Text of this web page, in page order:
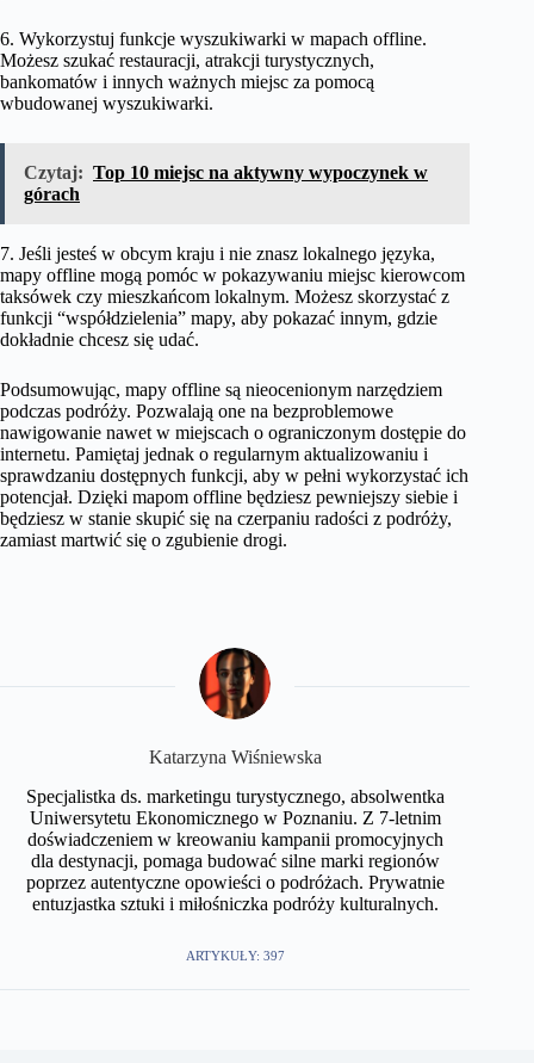
6. Wykorzystuj funkcje wyszukiwarki w mapach offline.
Możesz szukać restauracji, atrakcji turystycznych,
bankomatów i innych ważnych miejsc za pomocą
wbudowanej wyszukiwarki.
Czytaj: Top 10 miejsc na aktywny wypoczynek w
górach
7. Jeśli jesteś w obcym kraju i nie znasz lokalnego języka,
mapy offline mogą pomóc w pokazywaniu miejsc kierowcom
taksówek czy mieszkańcom lokalnym. Możesz skorzystać z
funkcji “współdzielenia” mapy, aby pokazać innym, gdzie
dokładnie chcesz się udać.
Podsumowując, mapy offline są nieocenionym narzędziem
podczas podróży. Pozwalają one na bezproblemowe
nawigowanie nawet w miejscach o ograniczonym dostępie do
internetu. Pamiętaj jednak o regularnym aktualizowaniu i
sprawdzaniu dostępnych funkcji, aby w pełni wykorzystać ich
potencjał. Dzięki mapom offline będziesz pewniejszy siebie i
będziesz w stanie skupić się na czerpaniu radości z podróży,
zamiast martwić się o zgubienie drogi.
Katarzyna Wiśniewska
Specjalistka ds. marketingu turystycznego, absolwentka
Uniwersytetu Ekonomicznego w Poznaniu. Z 7-letnim
doświadczeniem w kreowaniu kampanii promocyjnych
dla destynacji, pomaga budować silne marki regionów
poprzez autentyczne opowieści o podróżach. Prywatnie
entuzjastka sztuki i miłośniczka podróży kulturalnych.
ARTYKUŁY: 397